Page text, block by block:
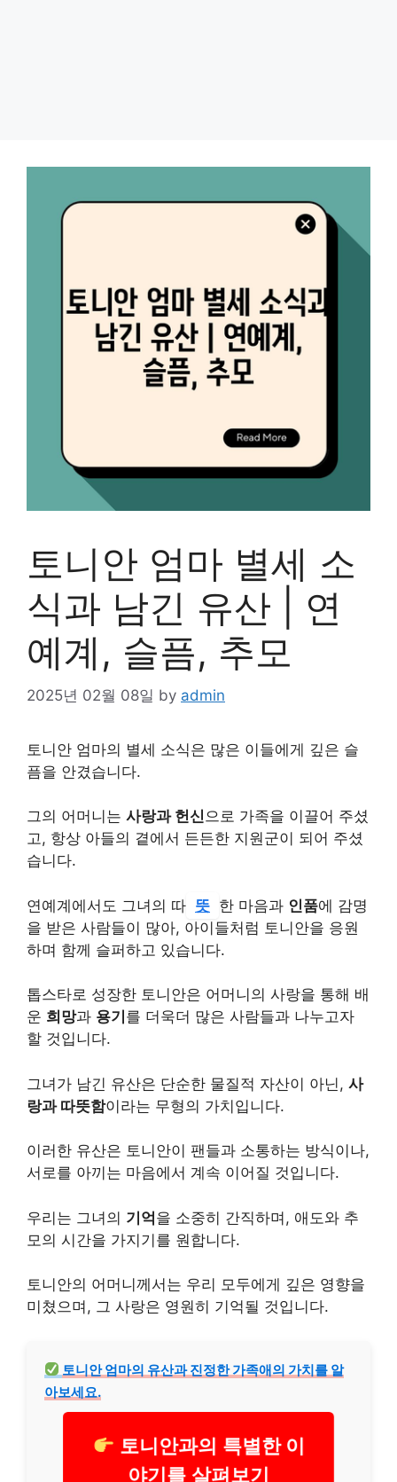
토니안 엄마 별세 소
식과 남긴 유산 | 연
예계, 슬픔, 추모
2025년 02월 08일 by admin
토니안 엄마의 별세 소식은 많은 이들에게 깊은 슬
픔을 안겼습니다.
그의 어머니는 사랑과 헌신으로 가족을 이끌어 주셨
고, 항상 아들의 곁에서 든든한 지원군이 되어 주셨
습니다.
연예계에서도 그녀의 따 뜻 한 마음과 인품에 감명
을 받은 사람들이 많아, 아이들처럼 토니안을 응원
하며 함께 슬퍼하고 있습니다.
톱스타로 성장한 토니안은 어머니의 사랑을 통해 배
운 희망과 용기 를 더욱더 많은 사람들과 나누고자
할 것입니다.
그녀가 남긴 유산은 단순한 물질적 자산이 아닌, 사
랑과 따뜻함이라는 무형의 가치입니다.
이러한 유산은 토니안이 팬들과 소통하는 방식이나,
서로를 아끼는 마음에서 계속 이어질 것입니다.
우리는 그녀의 기억을 소중히 간직하며, 애도와 추
모의 시간을 가지기를 원합니다.
토니안의 어머니께서는 우리 모두에게 깊은 영향을
미쳤으며, 그 사랑은 영원히 기억될 것입니다.
토니안 엄마의 유산과 진정한 가족애의 가치를 알
아보세요.
토니안과의 특별한 이
야기를 살펴보기